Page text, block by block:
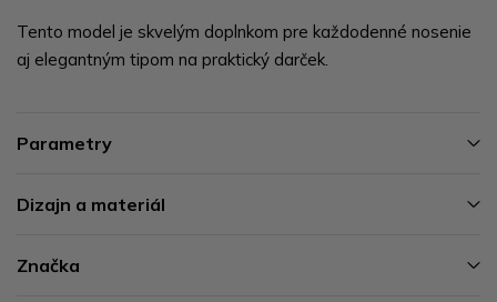
Tento model je skvelým doplnkom pre každodenné nosenie
aj elegantným tipom na praktický darček.
Parametry
Dizajn a materiál
Značka